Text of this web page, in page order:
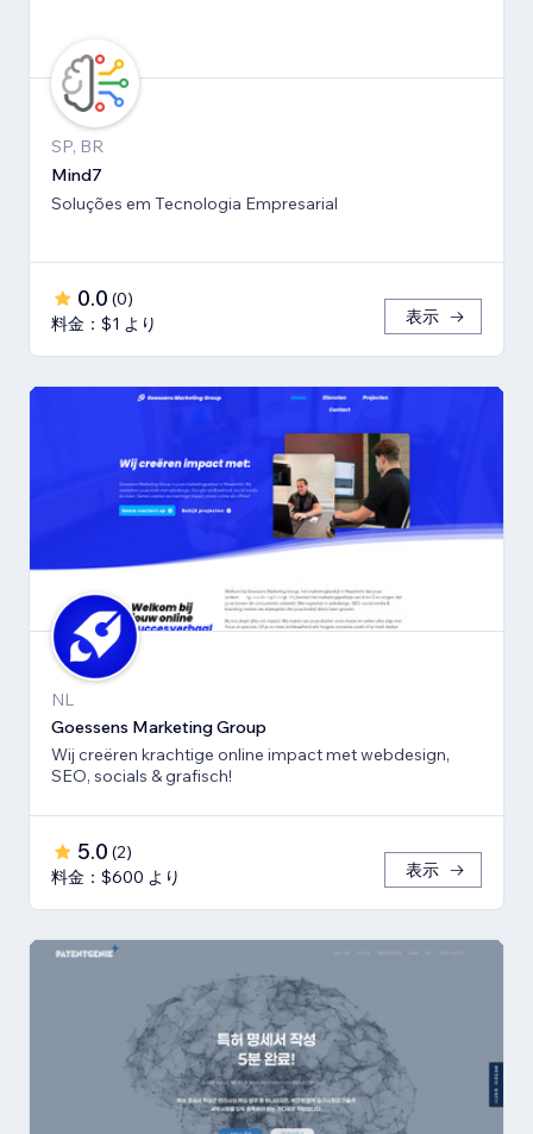
SP, BR
Mind7
Soluções em Tecnologia Empresarial
0.0 (0)
料金：$1 より
表示
NL
Goessens Marketing Group
Wij creëren krachtige online impact met webdesign,
SEO, socials & grafisch!
5.0 (2)
料金：$600 より
表示